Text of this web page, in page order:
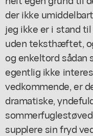
der ikke
jeg ikke er i stand
uden teksthæftet,
og enkeltord sådan
egentlig ikke
vedkommende, er
dramatiske,
supplere sin fryd